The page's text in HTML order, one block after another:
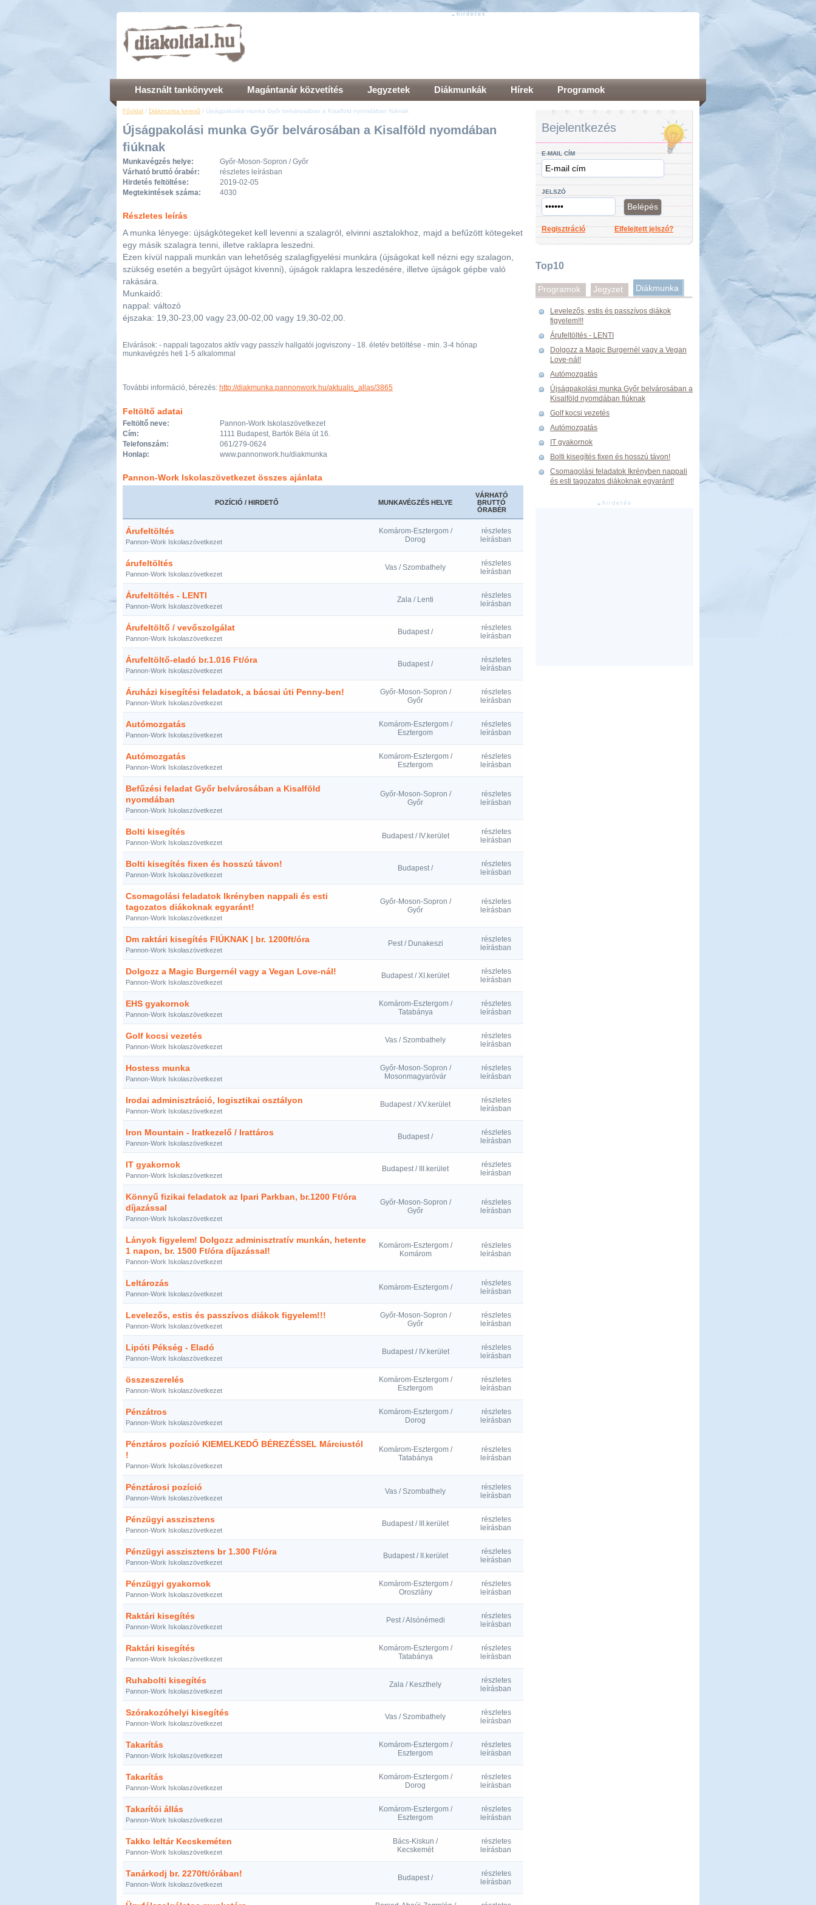
hirdetés
hirdetés
Használt tankönyvek Magántanár közvetítés Jegyzetek Diákmunkák Hírek Programok
Főoldal / Diákmunka kereső / Újságpakolási munka Győr belvárosában a Kisalföld nyomdában fiúknak
Újságpakolási munka Győr belvárosában a Kisalföld nyomdában
fiúknak
Munkavégzés helye:
Győr-Moson-Sopron / Győr
Várható bruttó órabér:
részletes leírásban
Hirdetés feltöltése:
2019-02-05
Megtekintések száma:
4030
Részletes leírás
A munka lényege: újságkötegeket kell levenni a szalagról, elvinni asztalokhoz, majd a befűzött kötegeket
egy másik szalagra tenni, illetve raklapra leszedni.
Ezen kívül nappali munkán van lehetőség szalagfigyelési munkára (újságokat kell nézni egy szalagon,
szükség esetén a begyűrt újságot kivenni), újságok raklapra leszedésére, illetve újságok gépbe való
rakására.
Munkaidő:
nappal: változó
éjszaka: 19,30-23,00 vagy 23,00-02,00 vagy 19,30-02,00.
Elvárások: - nappali tagozatos aktív vagy passzív hallgatói jogviszony - 18. életév betöltése - min. 3-4 hónap
munkavégzés heti 1-5 alkalommal
További információ, bérezés: http://diakmunka.pannonwork.hu/aktualis_allas/3865
Feltöltő adatai
Feltöltő neve:
Pannon-Work Iskolaszövetkezet
Cím:
1111 Budapest, Bartók Béla út 16.
Telefonszám:
061/279-0624
Honlap:
www.pannonwork.hu/diakmunka
Pannon-Work Iskolaszövetkezet összes ajánlata
POZÍCIÓ / HIRDETŐ MUNKAVÉGZÉS HELYE
VÁRHATÓ
BRUTTÓ
ÓRABÉR
Árufeltöltés
Pannon-Work Iskolaszövetkezet
Komárom-Esztergom /
Dorog
részletes
leírásban
árufeltöltés
Pannon-Work Iskolaszövetkezet
Vas / Szombathely
részletes
leírásban
Árufeltöltés - LENTI
Pannon-Work Iskolaszövetkezet
Zala / Lenti
részletes
leírásban
Árufeltöltő / vevőszolgálat
Pannon-Work Iskolaszövetkezet
Budapest /
részletes
leírásban
Árufeltöltő-eladó br.1.016 Ft/óra
Pannon-Work Iskolaszövetkezet
Budapest /
részletes
leírásban
Áruházi kisegítési feladatok, a bácsai úti Penny-ben!
Pannon-Work Iskolaszövetkezet
Győr-Moson-Sopron /
Győr
részletes
leírásban
Autómozgatás
Pannon-Work Iskolaszövetkezet
Komárom-Esztergom /
Esztergom
részletes
leírásban
Autómozgatás
Pannon-Work Iskolaszövetkezet
Komárom-Esztergom /
Esztergom
részletes
leírásban
Befűzési feladat Győr belvárosában a Kisalföld
nyomdában
Pannon-Work Iskolaszövetkezet
Győr-Moson-Sopron /
Győr
részletes
leírásban
Bolti kisegítés
Pannon-Work Iskolaszövetkezet
Budapest / IV.kerület
részletes
leírásban
Bolti kisegítés fixen és hosszú távon!
Pannon-Work Iskolaszövetkezet
Budapest /
részletes
leírásban
Csomagolási feladatok Ikrényben nappali és esti
tagozatos diákoknak egyaránt!
Pannon-Work Iskolaszövetkezet
Győr-Moson-Sopron /
Győr
részletes
leírásban
Dm raktári kisegítés FIÚKNAK | br. 1200ft/óra
Pannon-Work Iskolaszövetkezet
Pest / Dunakeszi
részletes
leírásban
Dolgozz a Magic Burgernél vagy a Vegan Love-nál!
Pannon-Work Iskolaszövetkezet
Budapest / XI.kerület
részletes
leírásban
EHS gyakornok
Pannon-Work Iskolaszövetkezet
Komárom-Esztergom /
Tatabánya
részletes
leírásban
Golf kocsi vezetés
Pannon-Work Iskolaszövetkezet
Vas / Szombathely
részletes
leírásban
Hostess munka
Pannon-Work Iskolaszövetkezet
Győr-Moson-Sopron /
Mosonmagyaróvár
részletes
leírásban
Irodai adminisztráció, logisztikai osztályon
Pannon-Work Iskolaszövetkezet
Budapest / XV.kerület
részletes
leírásban
Iron Mountain - Iratkezelő / Irattáros
Pannon-Work Iskolaszövetkezet
Budapest /
részletes
leírásban
IT gyakornok
Pannon-Work Iskolaszövetkezet
Budapest / III.kerület
részletes
leírásban
Könnyű fizikai feladatok az Ipari Parkban, br.1200 Ft/óra
díjazással
Pannon-Work Iskolaszövetkezet
Győr-Moson-Sopron /
Győr
részletes
leírásban
Lányok figyelem! Dolgozz adminisztratív munkán, hetente
1 napon, br. 1500 Ft/óra díjazással!
Pannon-Work Iskolaszövetkezet
Komárom-Esztergom /
Komárom
részletes
leírásban
Leltározás
Pannon-Work Iskolaszövetkezet
Komárom-Esztergom /
részletes
leírásban
Levelezős, estis és passzívos diákok figyelem!!!
Pannon-Work Iskolaszövetkezet
Győr-Moson-Sopron /
Győr
részletes
leírásban
Lipóti Pékség - Eladó
Pannon-Work Iskolaszövetkezet
Budapest / IV.kerület
részletes
leírásban
összeszerelés
Pannon-Work Iskolaszövetkezet
Komárom-Esztergom /
Esztergom
részletes
leírásban
Pénzátros
Pannon-Work Iskolaszövetkezet
Komárom-Esztergom /
Dorog
részletes
leírásban
Pénztáros pozíció KIEMELKEDŐ BÉREZÉSSEL Márciustól
!
Pannon-Work Iskolaszövetkezet
Komárom-Esztergom /
Tatabánya
részletes
leírásban
Pénztárosi pozíció
Pannon-Work Iskolaszövetkezet
Vas / Szombathely
részletes
leírásban
Pénzügyi asszisztens
Pannon-Work Iskolaszövetkezet
Budapest / III.kerület
részletes
leírásban
Pénzügyi asszisztens br 1.300 Ft/óra
Pannon-Work Iskolaszövetkezet
Budapest / II.kerület
részletes
leírásban
Pénzügyi gyakornok
Pannon-Work Iskolaszövetkezet
Komárom-Esztergom /
Oroszlány
részletes
leírásban
Raktári kisegítés
Pannon-Work Iskolaszövetkezet
Pest / Alsónémedi
részletes
leírásban
Raktári kisegítés
Pannon-Work Iskolaszövetkezet
Komárom-Esztergom /
Tatabánya
részletes
leírásban
Ruhabolti kisegítés
Pannon-Work Iskolaszövetkezet
Zala / Keszthely
részletes
leírásban
Szórakozóhelyi kisegítés
Pannon-Work Iskolaszövetkezet
Vas / Szombathely
részletes
leírásban
Takarítás
Pannon-Work Iskolaszövetkezet
Komárom-Esztergom /
Esztergom
részletes
leírásban
Takarítás
Pannon-Work Iskolaszövetkezet
Komárom-Esztergom /
Dorog
részletes
leírásban
Takarítói állás
Pannon-Work Iskolaszövetkezet
Komárom-Esztergom /
Esztergom
részletes
leírásban
Takko leltár Kecskeméten
Pannon-Work Iskolaszövetkezet
Bács-Kiskun /
Kecskemét
részletes
leírásban
Tanárkodj br. 2270ft/órában!
Pannon-Work Iskolaszövetkezet
Budapest /
részletes
leírásban
Bejelentkezés
E-MAIL CÍM
JELSZÓ
Regisztráció Elfelejtett jelszó?
Top10
Programok Jegyzet Diákmunka
Levelezős, estis és passzívos diákok
figyelem!!!
Árufeltöltés - LENTI
Dolgozz a Magic Burgernél vagy a Vegan
Love-nál!
Autómozgatás
Újságpakolási munka Győr belvárosában a
Kisalföld nyomdában fiúknak
Golf kocsi vezetés
Autómozgatás
IT gyakornok
Bolti kisegítés fixen és hosszú távon!
Csomagolási feladatok Ikrényben nappali
és esti tagozatos diákoknak egyaránt!
hirdetés